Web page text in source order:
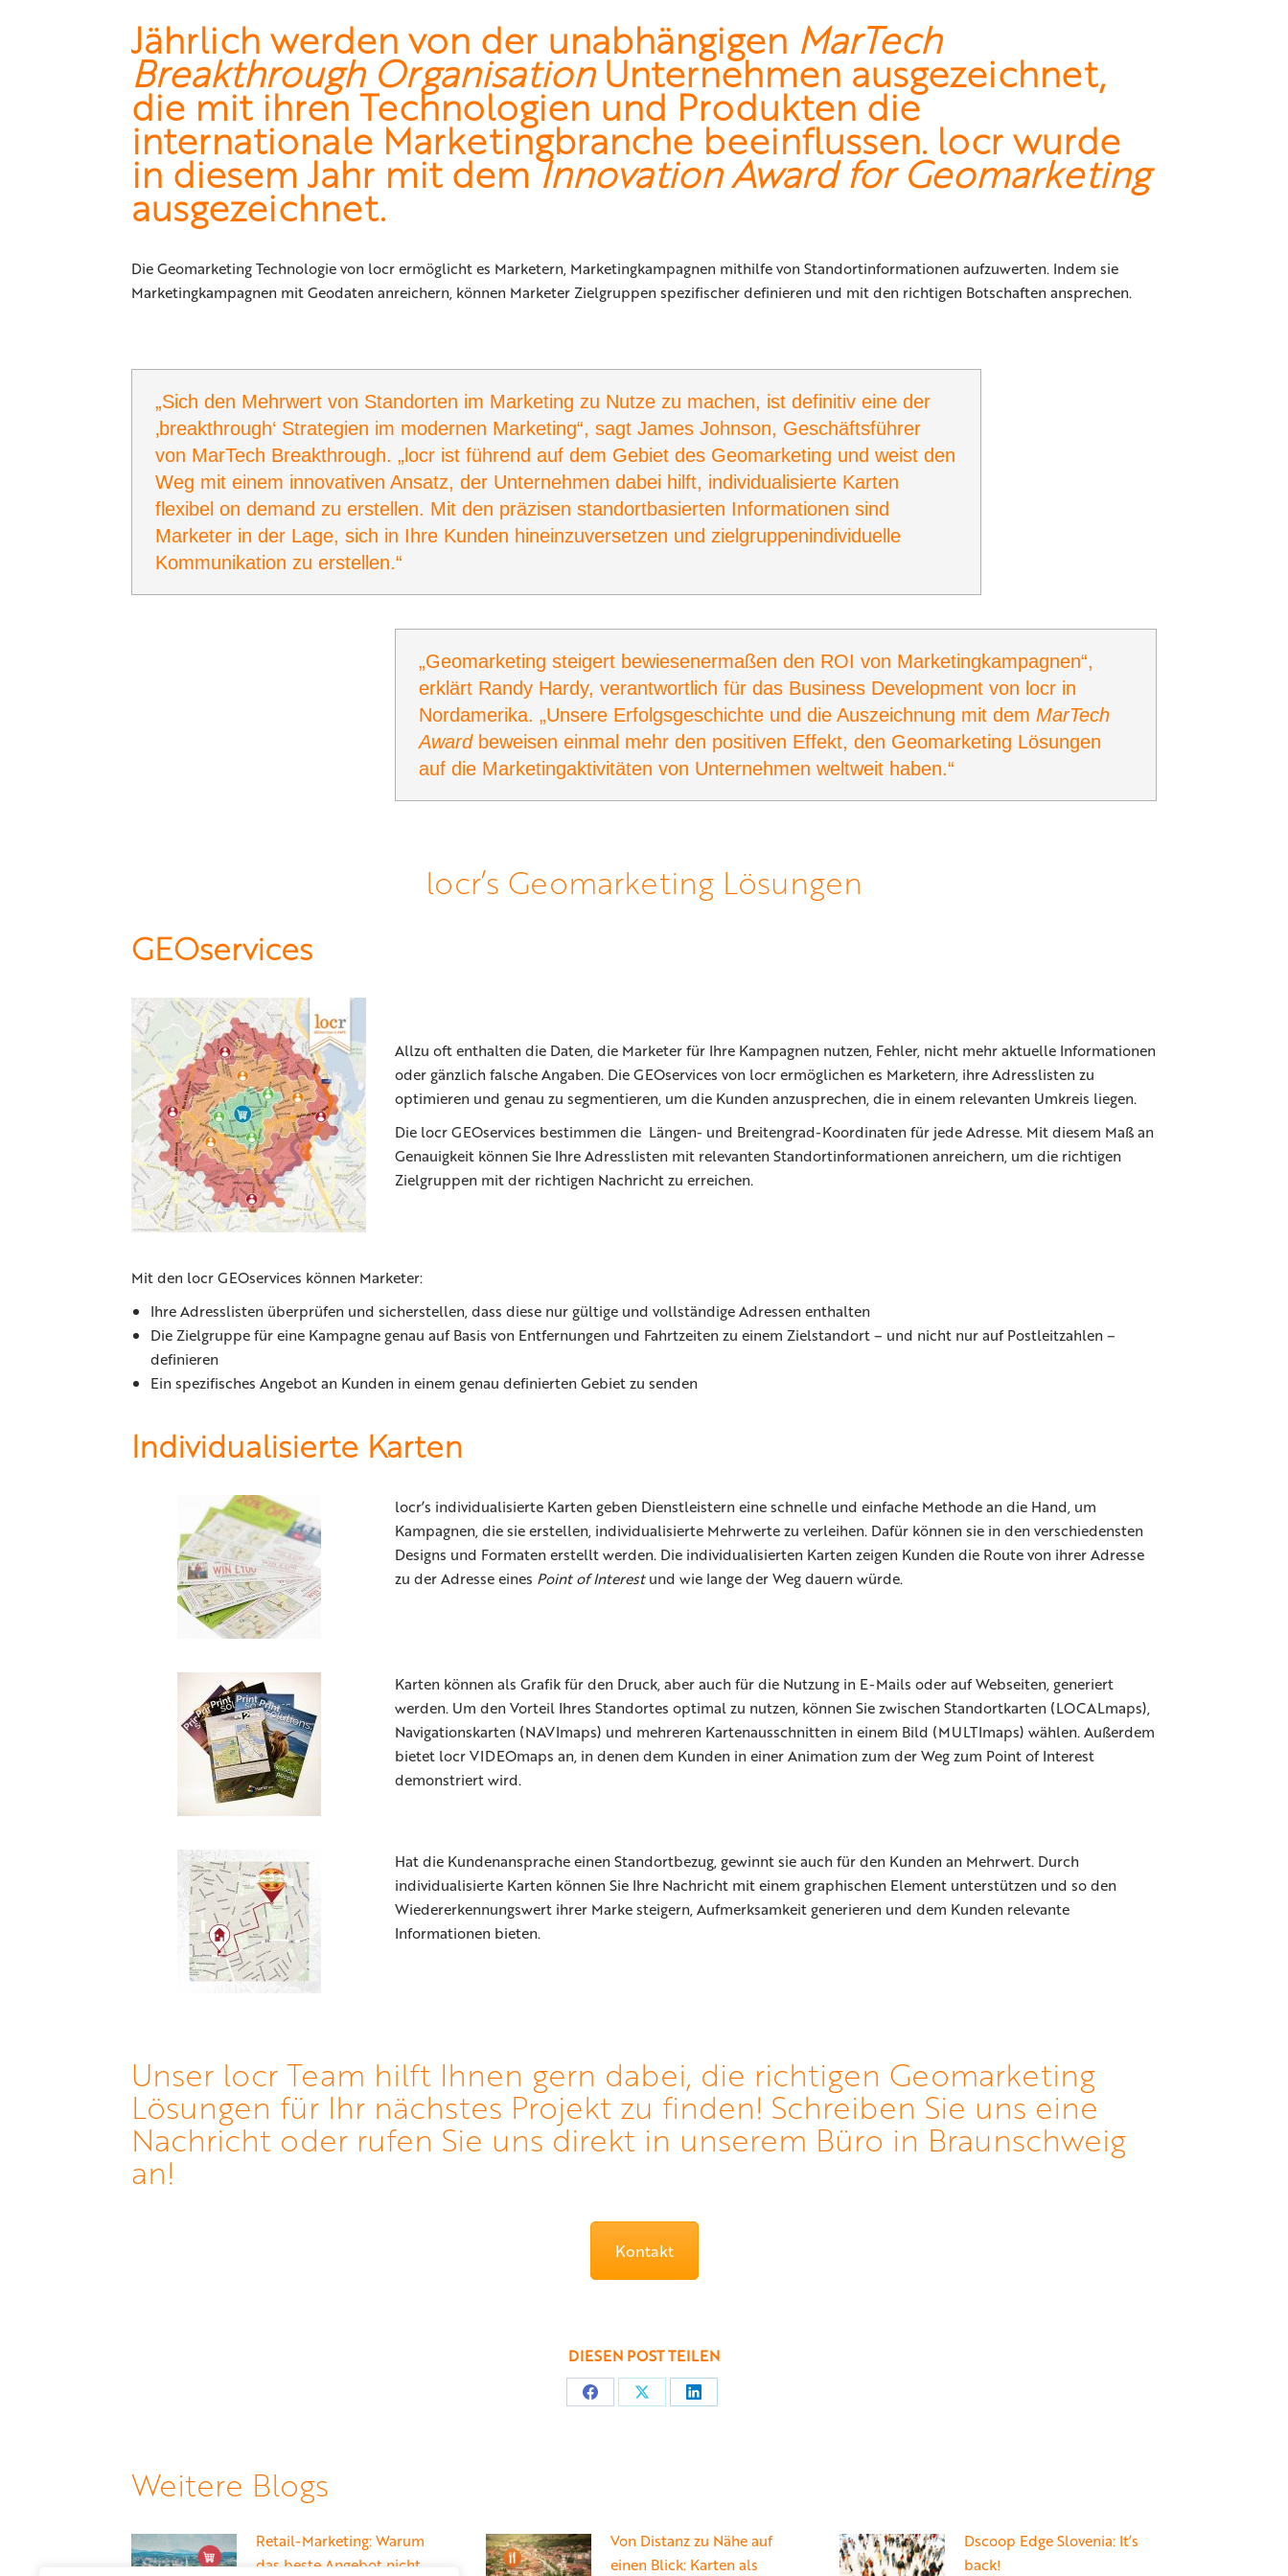
Jährlich werden von der unabhängigen MarTech
Breakthrough OrganisationUnternehmen ausgezeichnet,
die mit ihren Technologien und Produkten die
internationale Marketingbranche beeinflussen. locr wurde
in diesem Jahr mit demInnovation Award for Geomarketing
ausgezeichnet.
Die Geomarketing Technologie von locr ermöglicht es Marketern, Marketingkampagnen mithilfe von Standortinformationen aufzuwerten. Indem sie
Marketingkampagnen mit Geodaten anreichern, können Marketer Zielgruppen spezifischer definieren und mit den richtigen Botschaften ansprechen.
„Sich den Mehrwert von Standorten im Marketing zu Nutze zu machen, ist definitiv eine der
‚breakthrough‘ Strategien im modernen Marketing“, sagt James Johnson, Geschäftsführer
von MarTech Breakthrough. „locr ist führend auf dem Gebiet des Geomarketing und weist den
Weg mit einem innovativen Ansatz, der Unternehmen dabei hilft, individualisierte Karten
flexibel on demand zu erstellen. Mit den präzisen standortbasierten Informationen sind
Marketer in der Lage, sich in Ihre Kunden hineinzuversetzen und zielgruppenindividuelle
Kommunikation zu erstellen.“
„Geomarketing steigert bewiesenermaßen den ROI von Marketingkampagnen“,
erklärt Randy Hardy, verantwortlich für das Business Development von locr in
Nordamerika. „Unsere Erfolgsgeschichte und die Auszeichnung mit dem MarTech
Awardbeweisen einmal mehr den positiven Effekt, den Geomarketing Lösungen
auf die Marketingaktivitäten von Unternehmen weltweit haben.“
locr’s Geomarketing Lösungen
GEOservices
Allzu oft enthalten die Daten, die Marketer für Ihre Kampagnen nutzen, Fehler, nicht mehr aktuelle Informationen
oder gänzlich falsche Angaben. Die GEOservices von locr ermöglichen es Marketern, ihre Adresslisten zu
optimieren und genau zu segmentieren, um die Kunden anzusprechen, die in einem relevanten Umkreis liegen.
Die locr GEOservices bestimmen die Längen- und Breitengrad-Koordinaten für jede Adresse. Mit diesem Maß an
Genauigkeit können Sie Ihre Adresslisten mit relevanten Standortinformationen anreichern, um die richtigen
Zielgruppen mit der richtigen Nachricht zu erreichen.
Mit den locr GEOservices können Marketer:
Ihre Adresslisten überprüfen und sicherstellen, dass diese nur gültige und vollständige Adressen enthalten
Die Zielgruppe für eine Kampagne genau auf Basis von Entfernungen und Fahrtzeiten zu einem Zielstandort – und nicht nur auf Postleitzahlen –
definieren
Ein spezifisches Angebot an Kunden in einem genau definierten Gebiet zu senden
Individualisierte Karten
locr’s individualisierte Karten geben Dienstleistern eine schnelle und einfache Methode an die Hand, um
Kampagnen, die sie erstellen, individualisierte Mehrwerte zu verleihen. Dafür können sie in den verschiedensten
Designs und Formaten erstellt werden. Die individualisierten Karten zeigen Kunden die Route von ihrer Adresse
zu der Adresse eines Point of Interestund wie lange der Weg dauern würde.
Karten können als Grafik für den Druck, aber auch für die Nutzung in E-Mails oder auf Webseiten, generiert
werden. Um den Vorteil Ihres Standortes optimal zu nutzen, können Sie zwischen Standortkarten (LOCALmaps),
Navigationskarten (NAVImaps) und mehreren Kartenausschnitten in einem Bild (MULTImaps) wählen. Außerdem
bietet locr VIDEOmaps an, in denen dem Kunden in einer Animation zum der Weg zum Point of Interest
demonstriert wird.
Hat die Kundenansprache einen Standortbezug, gewinnt sie auch für den Kunden an Mehrwert. Durch
individualisierte Karten können Sie Ihre Nachricht mit einem graphischen Element unterstützen und so den
Wiedererkennungswert ihrer Marke steigern, Aufmerksamkeit generieren und dem Kunden relevante
Informationen bieten.
Unser locr Team hilft Ihnen gern dabei, die richtigen Geomarketing
Lösungen für Ihr nächstes Projekt zu finden! Schreiben Sie uns eine
Nachricht oder rufen Sie uns direkt in unserem Büro in Braunschweig
an!
Kontakt
DIESEN POST TEILEN
Teilen Teilen Teilen
Weitere Blogs
Retail-Marketing: Warum
das beste Angebot nicht
Von Distanz zu Nähe auf
einen Blick: Karten als
Dscoop Edge Slovenia: It’s
back!